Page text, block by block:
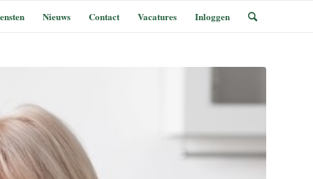
Nieuws Contact Vacatures Inloggen